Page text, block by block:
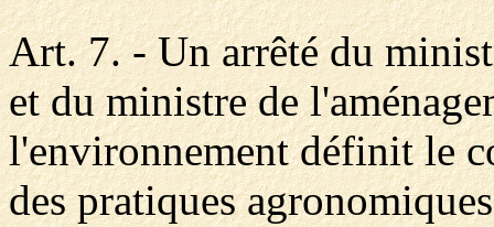
Art. 7. - Un arrêté du
et du ministre de
l'environnement définit le
des pratiques